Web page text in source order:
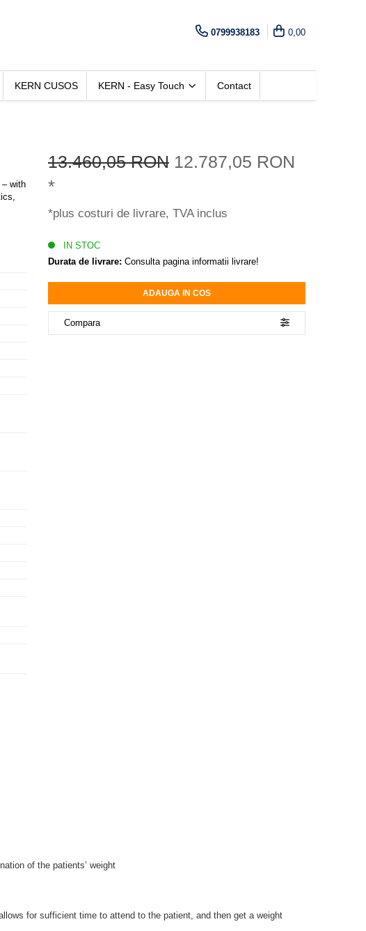
0799938183 0,00
KERN CUSOS KERN - Easy Touch Contact
– with
13.460,05 RON 12.787,05 RON
*
*plus costuri de livrare, TVA inclus
IN STOC
Durata de livrare: Consulta pagina informatii livrare!
ADAUGA IN COS
Compara
of the patients’ weight
for sufficient time to attend to the patient, and then get a weight